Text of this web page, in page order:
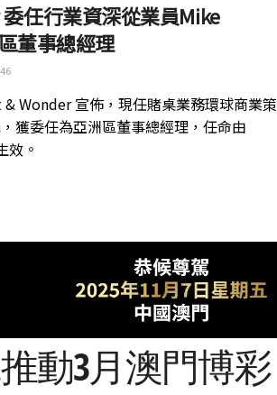
任行業資深從業員Mike
董事總經理
Wonder 宣佈，現任賭桌業務環球商業策
獲委任為亞洲區董事總經理，任命由
效。
動3月澳門博彩